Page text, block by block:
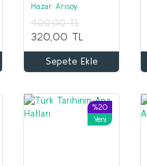
Hazar Arısoy
400,00 TL
320,00 TL
Sepete Ekle
%20
Yeni